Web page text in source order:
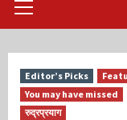
Menu
Editor’s Picks
You may have missed
रुद्रप्रयाग